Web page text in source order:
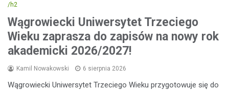
/h2
Wągrowiecki Uniwersytet Trzeciego
Wieku zaprasza do zapisów na nowy rok
akademicki 2026/2027!
Kamil Nowakowski 6 sierpnia 2026
Wągrowiecki Uniwersytet Trzeciego Wieku przygotowuje się do